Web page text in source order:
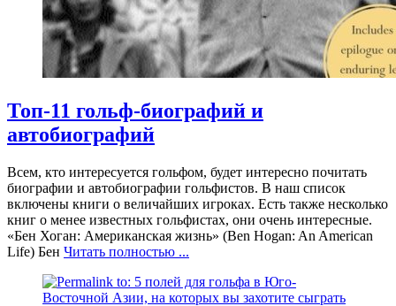
Топ-11 гольф-биографий и
автобиографий
Всем, кто интересуется гольфом, будет интересно почитать
биографии и автобиографии гольфистов. В наш список
включены книги о величайших игроках. Есть также несколько
книг о менее известных гольфистах, они очень интересные.
«Бен Хоган: Американская жизнь» (Ben Hogan: An American
Life) Бен Читать полностью ...